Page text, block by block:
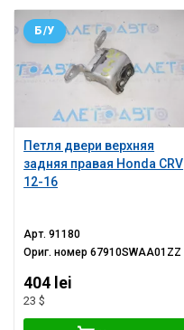
Петля двери верхняя
задняя правая Honda CRV
12-16
Б/У
Арт.91180
Ориг. номер67910SWAA01ZZ
404 lei
23 $